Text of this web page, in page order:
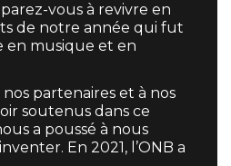
vous à revivre en
de notre année qui fut
en musique et en
partenaires et à nos
soutenus dans ce
a poussé à nous
En 2021, l’ONB a